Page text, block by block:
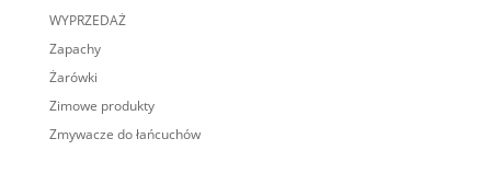
WYPRZEDAŻ
Zapachy
Żarówki
Zimowe produkty
Zmywacze do łańcuchów